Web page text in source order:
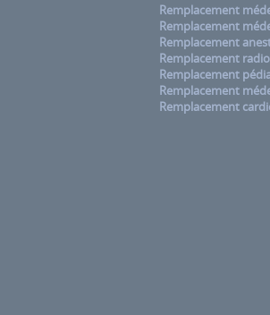
Remplacement
Remplacement
Remplacement
Remplacement
Remplacement
Remplacement
Remplacement